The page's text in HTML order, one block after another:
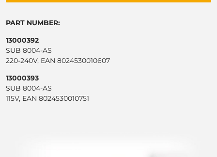
PART NUMBER:
13000392
SUB 8004-AS
220-240V, EAN 8024530010607
13000393
SUB 8004-AS
115V, EAN 8024530010751